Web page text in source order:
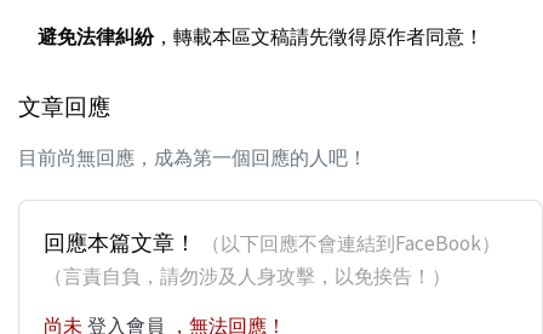
避免法律糾紛，轉載本區文稿請先徵得原作者同意！
文章回應
目前尚無回應，成為第一個回應的人吧！
回應本篇文章！
（以下回應不會連結到FaceBook）
（言責自負，請勿涉及人身攻擊，以免挨告！）
尚未 登入會員 ，無法回應！